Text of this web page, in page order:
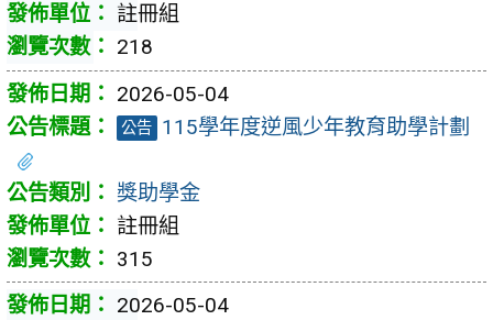
註冊組
218
2026-05-04
公告 115學年度逆風少年教育助學計劃
獎助學金
註冊組
315
2026-05-04